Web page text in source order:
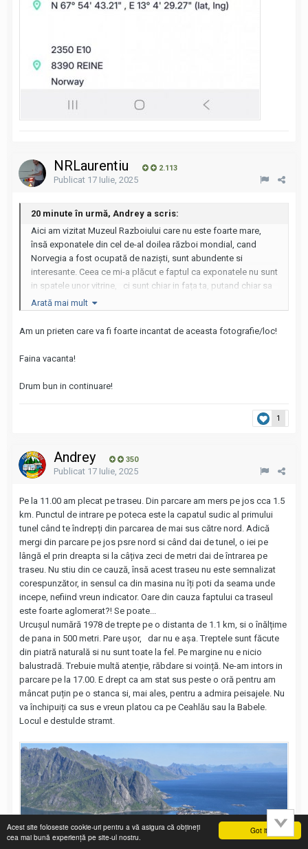
Got it!
Acest site foloseste cookie-uri pentru a vă asigura că obțineți
cea mai bună experiență pe site-ul nostru.
NRLaurentiu 2.113
Publicat 17 Iulie, 2025
20 minute în urmă, Andrey a scris:
Aici am vizitat Muzeul Razboiului care nu este foarte mare,
însă exponatele din cel de-al doilea război mondial, cand
Norvegia a fost ocupată de naziști, sunt abundente si
interesante. Ceea ce mi-a plăcut e faptul ca exponatele nu sunt
in spatele unor vitrine, ci sunt chiar in fața ta, putand chiar sa
le atinci, ceea ce nu e recomandat.
Arată mai mult
Am un prieten care va fi foarte incantat de aceasta fotografie/loc!
Faina vacanta!
Drum bun in continuare!
1
Andrey 350
Publicat 17 Iulie, 2025
Pe la 11.00 am plecat pe traseu. Din parcare am mers pe jos cca 1.5
km. Punctul de intrare pe poteca este la capatul sudic al primului
tunel când te îndrepți din parcarea de mai sus către nord. Adică
mergi din parcare pe jos psre nord si când dai de tunel, o iei pe
lângă el prin dreapta si la câțiva zeci de metri dai de întrarea pe
traseu. Nu stiu din ce cauză, însă acest traseu nu este semnalizat
corespunzător, in sensul ca din masina nu îți poti da seama unde
incepe, nefiind vreun indicator. Oare din cauza faptului ca traseul
este foarte aglomerat?! Se poate...
Urcușul numără 1978 de trepte pe o distanta de 1.1 km, si o înălțime
de pana in 500 metri. Pare ușor, dar nu e așa. Treptele sunt făcute
din piatră naturală si nu sunt toate la fel. Pe margine nu e nicio
balustradă. Trebuie multă atenție, răbdare si voință. Ne-am intors in
parcare pe la 17.00. E drept ca am stat sus peste o oră pentru am
mâncat puțin pe o stanca si, mai ales, pentru a admira peisajele. Nu
va închipuiți ca sus e vreun platou ca pe Ceahlău sau la Babele.
Locul e destulde stramt.